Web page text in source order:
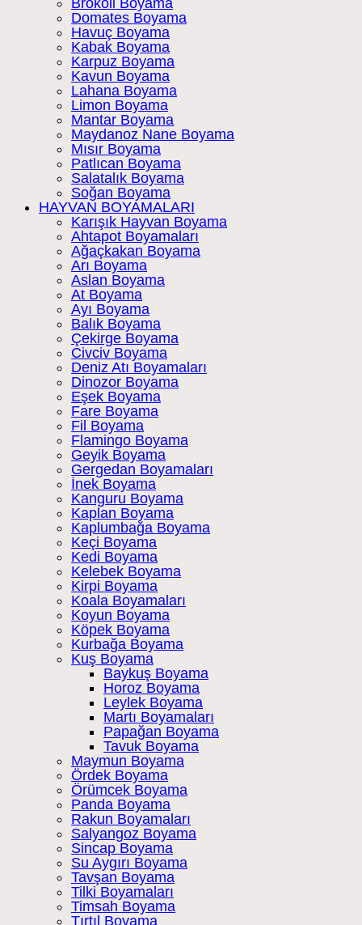
Brokoli Boyama
Domates Boyama
Havuç Boyama
Kabak Boyama
Karpuz Boyama
Kavun Boyama
Lahana Boyama
Limon Boyama
Mantar Boyama
Maydanoz Nane Boyama
Mısır Boyama
Patlıcan Boyama
Salatalık Boyama
Soğan Boyama
HAYVAN BOYAMALARI
Karışık Hayvan Boyama
Ahtapot Boyamaları
Ağaçkakan Boyama
Arı Boyama
Aslan Boyama
At Boyama
Ayı Boyama
Balık Boyama
Çekirge Boyama
Civciv Boyama
Deniz Atı Boyamaları
Dinozor Boyama
Eşek Boyama
Fare Boyama
Fil Boyama
Flamingo Boyama
Geyik Boyama
Gergedan Boyamaları
İnek Boyama
Kanguru Boyama
Kaplan Boyama
Kaplumbağa Boyama
Keçi Boyama
Kedi Boyama
Kelebek Boyama
Kirpi Boyama
Koala Boyamaları
Koyun Boyama
Köpek Boyama
Kurbağa Boyama
Kuş Boyama
Baykuş Boyama
Horoz Boyama
Leylek Boyama
Martı Boyamaları
Papağan Boyama
Tavuk Boyama
Maymun Boyama
Ördek Boyama
Örümcek Boyama
Panda Boyama
Rakun Boyamaları
Salyangoz Boyama
Sincap Boyama
Su Aygırı Boyama
Tavşan Boyama
Tilki Boyamaları
Timsah Boyama
Tırtıl Boyama